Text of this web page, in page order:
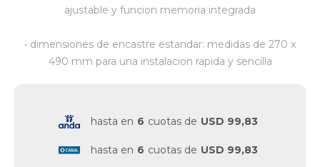
ajustable y funcion memoria integrada
• dimensiones de encastre estandar: medidas de 270 x
490 mm para una instalacion rapida y sencilla
hasta en 6 cuotas de USD 99,83
hasta en 6 cuotas de USD 99,83